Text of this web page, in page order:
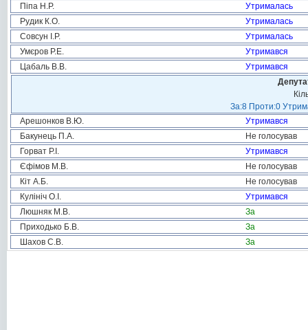
Піпа Н.Р.
Утрималась
Рудик К.О.
Утрималась
Совсун І.Р.
Утрималась
Умєров Р.Е.
Утримався
Цабаль В.В.
Утримався
За:8 Проти:0
Арешонков В.Ю.
Утримався
Бакунець П.А.
Не голосував
Горват Р.І.
Утримався
Єфімов М.В.
Не голосував
Кіт А.Б.
Не голосував
Кулініч О.І.
Утримався
Люшняк М.В.
За
Приходько Б.В.
За
Шахов С.В.
За